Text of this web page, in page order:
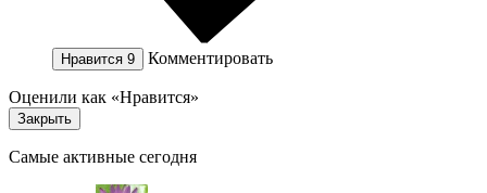
Нравится 9 Комментировать
Оценили как «Нравится»
Закрыть
Самые активные сегодня